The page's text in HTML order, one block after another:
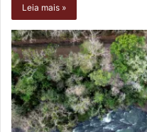
Leia mais »